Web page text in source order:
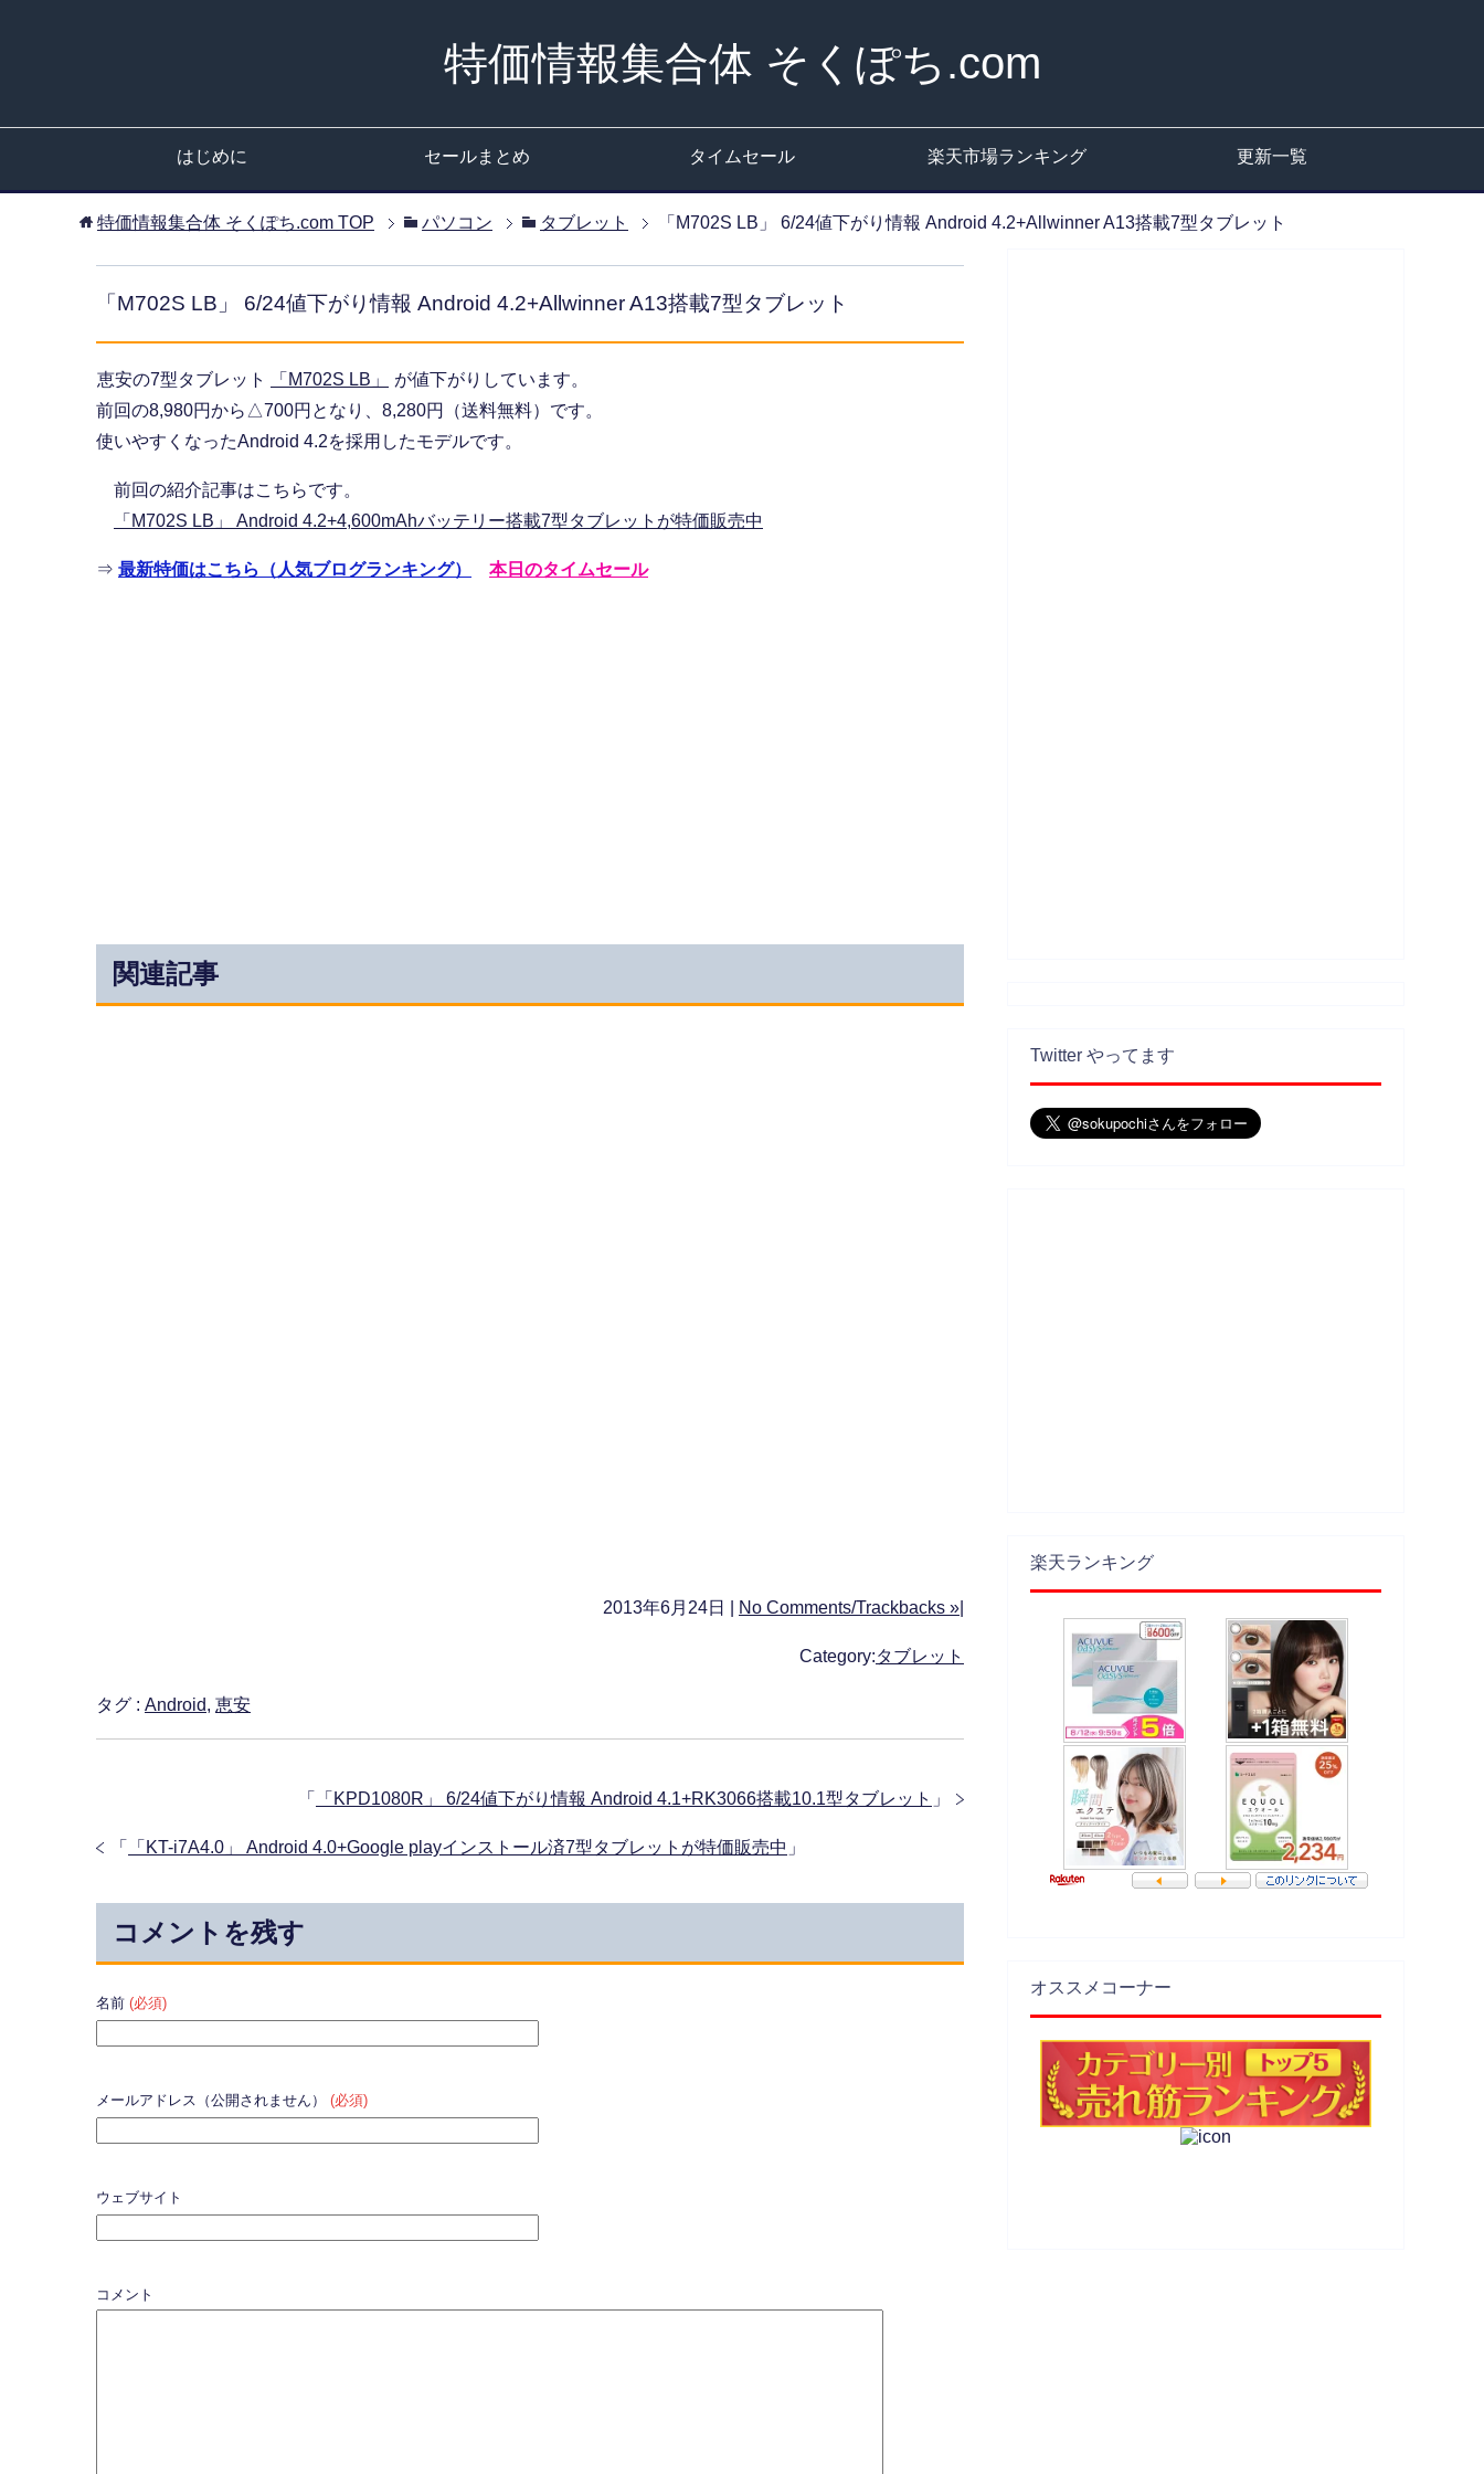
特価情報集合体 そくぽち.com
はじめに セールまとめ タイムセール 楽天市場ランキング 更新一覧
特価情報集合体 そくぽち.com TOP パソコン タブレット 「M702S LB」 6/24値下がり情報 Android 4.2+Allwinner A13搭載7型タブレット
「M702S LB」 6/24値下がり情報 Android 4.2+Allwinner A13搭載7型タブレット
恵安の7型タブレット 「M702S LB」
が値下がりしています。
前回の8,980円から△700円となり、8,280円（送料無料）です。
使いやすくなったAndroid 4.2を採用したモデルです。
前回の紹介記事はこちらです。
「M702S LB」 Android 4.2+4,600mAhバッテリー搭載7型タブレットが特価販売中
⇒ 最新特価はこちら（人気ブログランキング） 本日のタイムセール
関連記事
2013年6月24日 | No Comments/Trackbacks »
Category:タブレット
タグ : Android, 恵安
「 「KPD1080R」 6/24値下がり情報 Android 4.1+RK3066搭載10.1型タブレット 」
「 「KT-i7A4.0」 Android 4.0+Google playインストール済7型タブレットが特価販売中 」
コメントを残す
名前 (必須)
メールアドレス（公開されません） (必須)
ウェブサイト
コメント
Twitter やってます
楽天ランキング
オススメコーナー